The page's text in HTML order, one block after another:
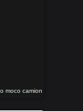
moco camion